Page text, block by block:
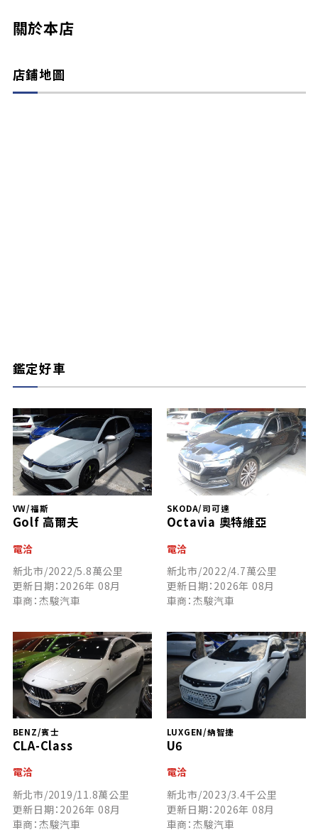
關於本店
店鋪地圖
鑑定好車
VW/福斯
Golf 高爾夫
電洽
新北市/2022/5.8萬公里
更新日期：2026年 08月
車商：杰駿汽車
SKODA/司可達
Octavia 奧特維亞
電洽
新北市/2022/4.7萬公里
更新日期：2026年 08月
車商：杰駿汽車
BENZ/賓士
CLA-Class
電洽
新北市/2019/11.8萬公里
更新日期：2026年 08月
車商：杰駿汽車
LUXGEN/納智捷
U6
電洽
新北市/2023/3.4千公里
更新日期：2026年 08月
車商：杰駿汽車